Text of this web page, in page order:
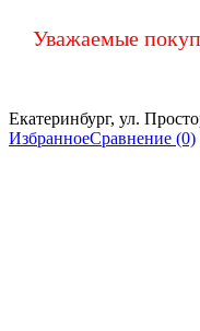
Уважаемые
Екатеринбург, ул.
ИзбранноеСравнение (0)